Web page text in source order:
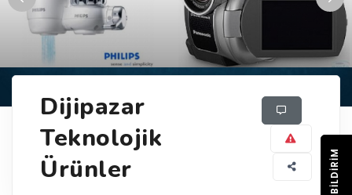
NASIL ÇALIŞIR?
YARDIM
Dijipazar
Teknolojik
Ürünler
BILDIRIM